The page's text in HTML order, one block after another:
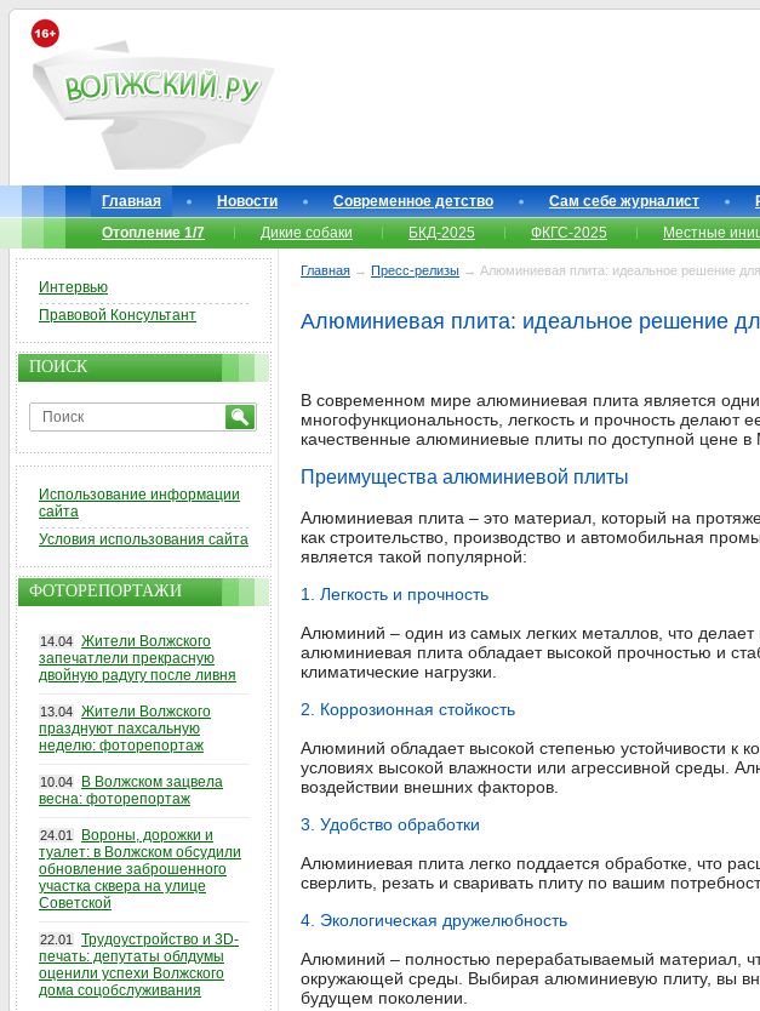
Главная Новости Современное детство Сам себе журналист
Отопление 1/7
Дикие собаки БКД-2025 ФКГС-2025 Местные
Главная → Пресс-релизы → Алюминиевая плита: идеальное решение
Алюминиевая плита: идеальное решение
В современном мире алюминиевая плита является
многофункциональность, легкость и прочность
качественные алюминиевые плиты по доступной цене в
Преимущества алюминиевой плиты
Алюминиевая плита – это материал, который на
как строительство, производство и автомобильная
является такой популярной:
1. Легкость и прочность
Алюминий – один из самых легких металлов, что
алюминиевая плита обладает высокой прочностью и
климатические нагрузки.
2. Коррозионная стойкость
Алюминий обладает высокой степенью устойчивости к
условиях высокой влажности или агрессивной среды.
воздействии внешних факторов.
3. Удобство обработки
Алюминиевая плита легко поддается обработке, что
сверлить, резать и сваривать плиту по вашим
4. Экологическая дружелюбность
Алюминий – полностью перерабатываемый материал,
окружающей среды. Выбирая алюминиевую плиту, вы
будущем поколении.
Интервью
Правовой Консультант
ПОИСК
Использование информации
сайта
Условия использования сайта
ФОТОРЕПОРТАЖИ
14.04 Жители Волжского
запечатлели прекрасную
двойную радугу после ливня
13.04 Жители Волжского
празднуют пахсальную
неделю: фоторепортаж
10.04
В Волжском зацвела
весна: фоторепортаж
24.01
Вороны, дорожки и
туалет: в Волжском обсудили
обновление заброшенного
участка сквера на улице
Советской
22.01
Трудоустройство и 3D-
печать: депутаты облдумы
оценили успехи Волжского
дома соцобслуживания